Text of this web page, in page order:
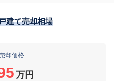
建て売却相場
却価格
万円